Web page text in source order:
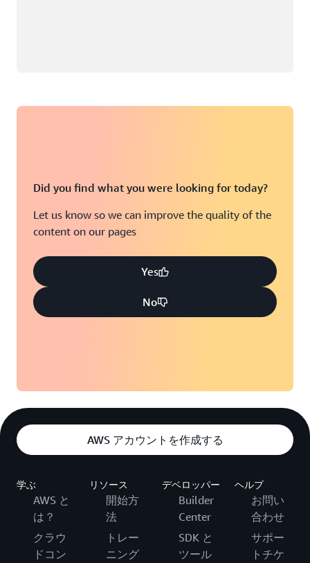
Did you find what you were looking for today?
Let us know so we can improve the quality of the
content on our pages
Yes
No
AWS アカウントを作成する
学ぶ
AWS と
は？
クラウ
ドコン
リソース
開始方
法
トレー
ニング
デベロッパー
Builder
Center
SDK と
ツール
ヘルプ
お問い
合わせ
サポー
トチケ